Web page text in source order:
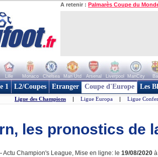
A retenir : Palmarès Coupe du
Lille Monaco Chelsea Man Utd Arsenal Liverpool ManCity
1 L2/Coupes Etranger Coupe d'Europe Les
Ligue des Champions | Ligue Europa | Ligue
les pronostics de
-Actu Champion's League, Mise en ligne: le 19/08/2020